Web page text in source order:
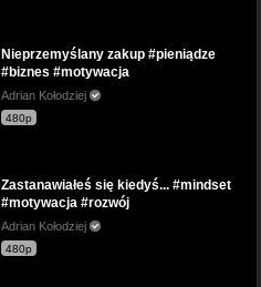
Nieprzemyślany zakup #pieniądze
#biznes #motywacja
Adrian Kołodziej
480p
Zastanawiałeś się kiedyś... #mindset
#motywacja #rozwój
Adrian Kołodziej
480p